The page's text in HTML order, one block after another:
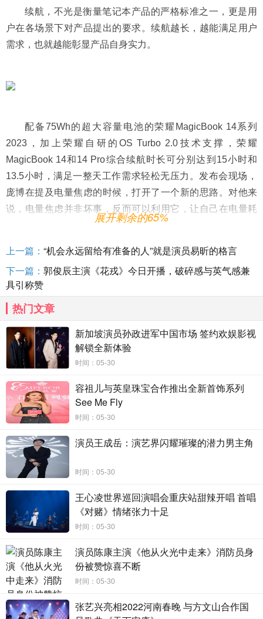
续航，不光是衡量笔记本产品的严格标准之一，更是用
户在各场景下对产品提出的要求。续航越长，越能满足用户
需求，也就越能彰显产品自身实力。
配备75Wh的超大容量电池的荣耀MagicBook 14系列
2023，加上荣耀自研的OS Turbo 2.0技术支撑，荣耀
MagicBook 14和14 Pro综合续航时长可分别达到15小时和
13.5小时，满足一整天工作需求轻松无压力。发布会现场，
庞博在提及电量焦虑的时候，打开了一个新的思路。对他来
说，电量焦虑并非坏事，反而可以利用它，让自己在电量耗
尽前写完段子内容。不过，在体验了荣耀MagicBook 14以
生带来更多时间、更多从容、更多可能。所谓有电不慌，对
于用户来说，无论办公、学习、出差、旅行，一款续航超长
的生产力工具在手，都是如虎添翼的存在。
杆。此次荣耀MagicBook 14系列全系搭载的OS Turbo 2.0技
术，以智慧场景识别和智能功耗调度，为用户打造更久的续
航和更好性能的笔记本使用体验。荣耀MagicBook 14系列，
超长续航，充一次走一程，彻底让用户告别电量焦虑。
强悍性能：6分钟时差，很Magic，很6
本功的考验。强悍性能，一直是荣耀笔记本最拿手的硬核实
力之一。全系搭载13代英特尔酷睿标压处理器的荣耀
MagicBook 14系列2023，新芯升级，多任务处理时更加流
畅，日常学习、设计渲染、编程运算、主流游戏，逐一轻松
拿捏。在强劲的散热设计助力之下，荣耀MagicBook 14系列
整机最大性能释放可达70W，高能体验，触手可得；同时采
用16GB LPDDR5 4800Mhz大内存，最高搭配
1TB PCIe 4.0 SSD固态大硬盘，大存储、不拥挤、运行快。
展开剩余的65%
上一篇： “机会永远留给有准备的人”就是演员易昕的格言
下一篇： 郭俊辰主演《花戎》今日开播，破碎感与英气感兼
具引称赞
热门文章
新加坡演员孙政进军中国市场 签约欢娱影视
解锁全新体验
时间：05-30
容祖儿与英皇珠宝合作推出全新首饰系列
See Me Fly
时间：05-30
演员王成岳：演艺界闪耀璀璨的潜力男主角
时间：05-30
王心凌世界巡回演唱会重庆站甜辣开唱 首唱
《对赌》情绪张力十足
时间：05-30
演员陈康主演《他从火光中走来》消防员身
份被赞惊喜不断
时间：05-30
张艺兴亮相2022河南春晚 与方文山合作国